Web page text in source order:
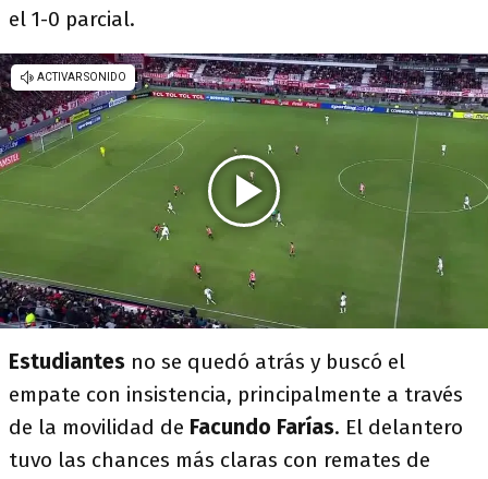
el 1-0 parcial.
Estudiantes no se quedó atrás y buscó el
empate con insistencia, principalmente a través
de la movilidad de Facundo Farías. El delantero
tuvo las chances más claras con remates de